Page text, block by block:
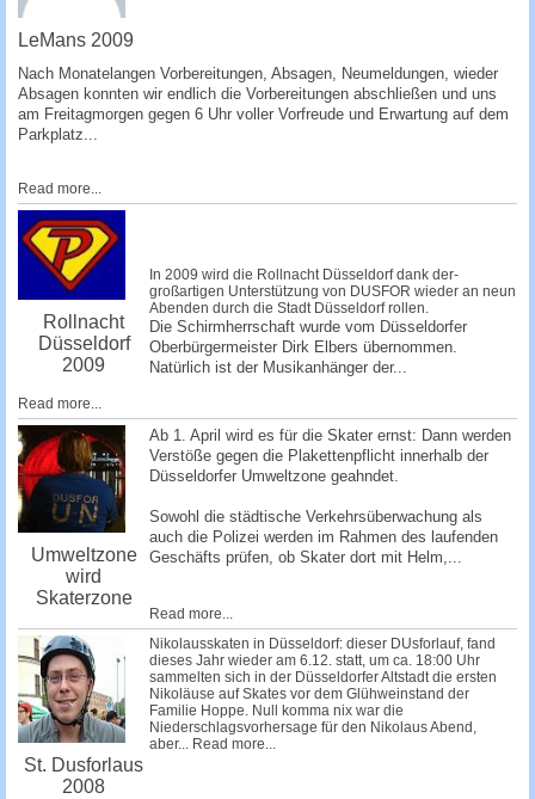
LeMans 2009
Nach Monatelangen Vorbereitungen, Absagen, Ne­umeldungen, wieder
Absagen konnten wir endlich die Vorbereitungen abschließen und uns
am Freitagmorgen gegen 6 Uhr voller Vorfreude und Erwartung auf dem
Parkplatz...
Read more...
Rollnacht
Düsseldorf
2009
In 2009 wird die Rollnacht Düsseldorf dank der­
großartigen Unterstützung von DUSFOR wieder an neun
Abenden durch die Stadt Düsseldorf rollen.
Die Schirmherrschaft wurde vom Düsseldorfer
Oberbürgermeister Dirk Elbers übernommen.
Natürlich ist der Musikanhänger de­r...
Read more...
Umweltzone
wird
Skaterzone
Ab 1. April wird es für die Skater ernst: Dann werden
Verstöße gegen die Plakettenpflicht innerhalb der
Düsseldorfer Umweltzone geahndet.
Sowohl die städtische Verkehrsüberwachung als
auch die Polizei werden im Rahmen des laufenden
Geschäfts prü­fen, ob Skater dort mit Helm,...
Read more...
St. Dusforlaus
2008
Nikolausskaten in Düsseldorf: dieser DUsforlauf, fand
dieses Jahr wieder am 6.12. statt, um ca. 18:00 Uhr
sammelten sich in der Düsseldorfer Altstadt die ersten
Nikoläuse auf Skates vor dem Glühweinstand der
Familie Hoppe. Null komma nix war die
Niederschlagsvorhersage für den Nikolaus Abend,
aber... Read more...